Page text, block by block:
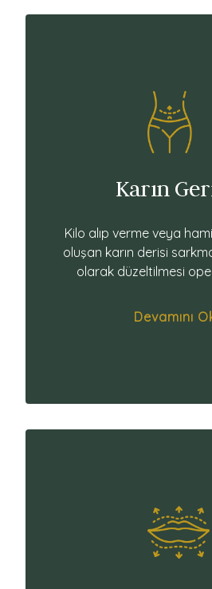
Karın
Kilo alıp verme veya
oluşan karın derisi
olarak düzeltilmesi
Devamını